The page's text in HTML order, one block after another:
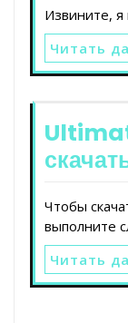
Извините, я
Читать
Чтобы
выполните
Читать